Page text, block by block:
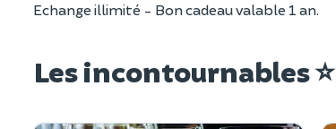
Echange illimité - Bon cadeau valable 1 an.
Les incontournables ⭐